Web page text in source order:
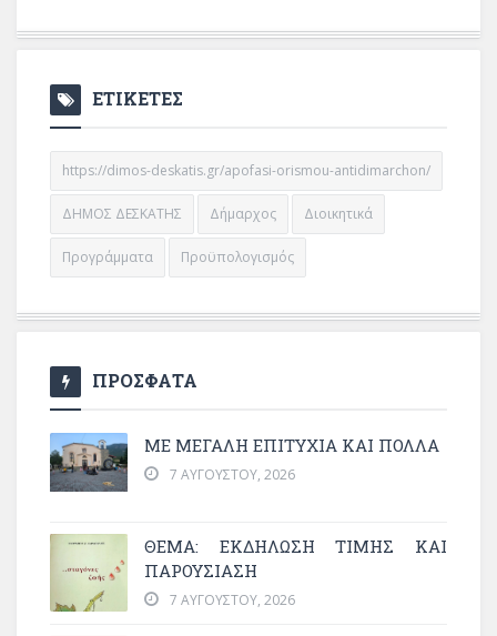
ΕΤΙΚΕΤΕΣ
https://dimos-deskatis.gr/apofasi-orismou-antidimarchon/
ΔΗΜΟΣ ΔΕΣΚΑΤΗΣ Δήμαρχος Διοικητικά
Προγράμματα Προϋπολογισμός
ΠΡΟΣΦΑΤΑ
ΜΕ ΜΕΓΆΛΗ ΕΠΙΤΥΧΊΑ ΚΑΙ ΠΟΛΛΆ
7 ΑΥΓΟΎΣΤΟΥ, 2026
ΘΈΜΑ: ΕΚΔΉΛΩΣΗ ΤΙΜΉΣ ΚΑΙ
ΠΑΡΟΥΣΊΑΣΗ
7 ΑΥΓΟΎΣΤΟΥ, 2026